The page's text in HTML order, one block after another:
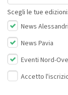
Scegli le tue edizioni:
News
News Pavia
Eventi Nord-
Accetto